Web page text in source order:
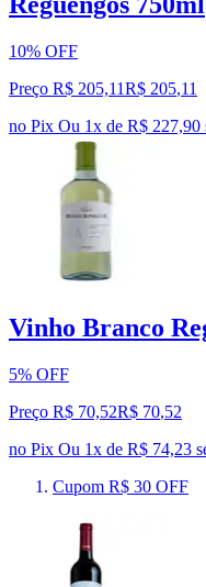
10% OFF
Preço R$ 205,11R$ 205,11
no Pix Ou 1x de R$ 227,90
Vinho Branco
5% OFF
Preço R$ 70,52R$ 70,52
no Pix Ou 1x de R$ 74,23
Cupom R$ 30 OFF